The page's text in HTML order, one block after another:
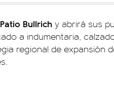
Bullrich y abrirá sus
a indumentaria,
regional de expansión